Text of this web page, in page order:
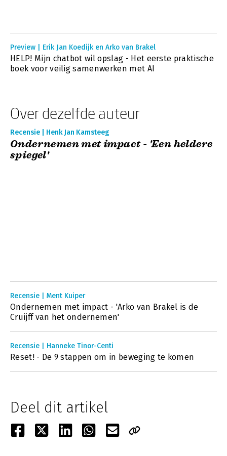
Preview | Erik Jan Koedijk en Arko van Brakel
HELP! Mijn chatbot wil opslag - Het eerste praktische
boek voor veilig samenwerken met AI
Over dezelfde auteur
Recensie | Henk Jan Kamsteeg
Ondernemen met impact - 'Een heldere
spiegel'
Recensie | Ment Kuiper
Ondernemen met impact - 'Arko van Brakel is de
Cruijff van het ondernemen'
Recensie | Hanneke Tinor-Centi
Reset! - De 9 stappen om in beweging te komen
Deel dit artikel